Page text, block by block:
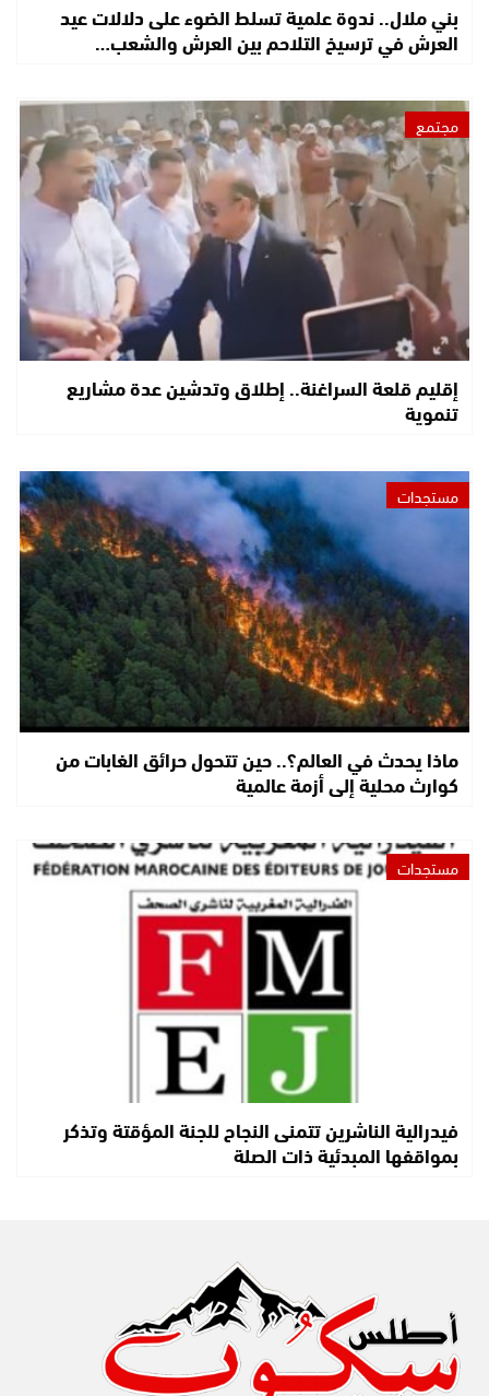
بني ملال.. ندوة علمية تسلط الضوء على دلالات عيد
العرش في ترسيخ التلاحم بين العرش والشعب…
مجتمع
إقليم قلعة السراغنة.. إطلاق وتدشين عدة مشاريع
تنموية
مستجدات
ماذا يحدث في العالم؟.. حين تتحول حرائق الغابات من
كوارث محلية إلى أزمة عالمية
مستجدات
فيدرالية الناشرين تتمنى النجاح للجنة المؤقتة وتذكر
بمواقفها المبدئية ذات الصلة